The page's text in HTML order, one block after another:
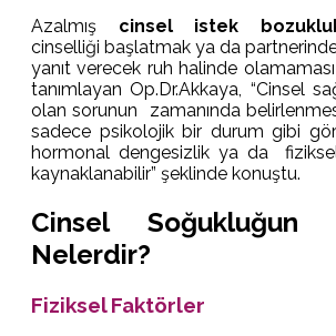
Azalmış cinsel istek
cinselliği başlatmak ya da
yanıt verecek ruh halinde
tanımlayan Op.Dr.Akkaya, “Cinsel
olan sorunun zamanında
sadece psikolojik bir durum gibi
hormonal dengesizlik ya da
kaynaklanabilir” şeklinde konuştu.
Cinsel Soğukluğun
Nelerdir?
Fiziksel Faktörler